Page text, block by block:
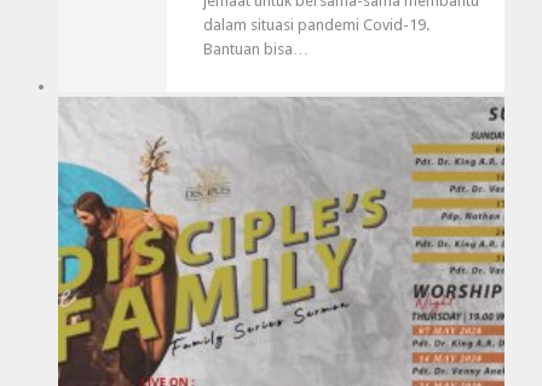
dalam situasi pandemi Covid-19.
Bantuan bisa…